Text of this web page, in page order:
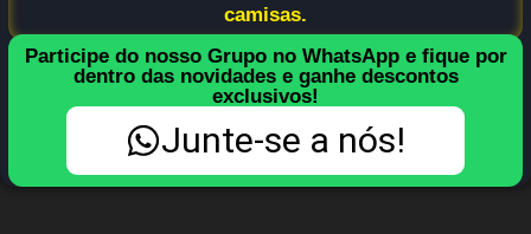
camisas.
Participe do nosso Grupo no WhatsApp e fique por
dentro das novidades e ganhe descontos
exclusivos!
Junte-se a nós!